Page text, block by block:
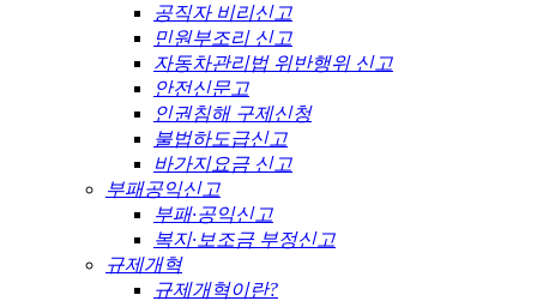
공직자 비리신고
민원부조리 신고
자동차관리법 위반행위 신고
안전신문고
인권침해 구제신청
불법하도급신고
바가지요금 신고
부패공익신고
부패·공익신고
복지·보조금 부정신고
규제개혁
규제개혁이란?